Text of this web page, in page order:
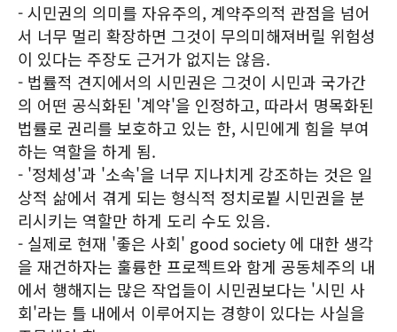
- 시민권의 의미를 자유주의, 계약주의적 관점을 넘어
서 너무 멀리 확장하면 그것이 무의미해져버릴 위험성
이 있다는 주장도 근거가 없지는 않음.
- 법률적 견지에서의 시민권은 그것이 시민과 국가간
의 어떤 공식화된 '계약'을 인정하고, 따라서 명목화된
법률로 권리를 보호하고 있는 한, 시민에게 힘을 부여
하는 역할을 하게 됨.
- '정체성'과 '소속'을 너무 지나치게 강조하는 것은 일
상적 삶에서 겪게 되는 형식적 정치로붵 시민권을 분
리시키는 역할만 하게 도리 수도 있음.
- 실제로 현재 '좋은 사회' good society 에 대한 생각
을 재건하자는 훌륭한 프로젝트와 함게 공동체주의 내
에서 행해지는 많은 작업들이 시민권보다는 '시민 사
회'라는 틀 내에서 이루어지는 경향이 있다는 사실을